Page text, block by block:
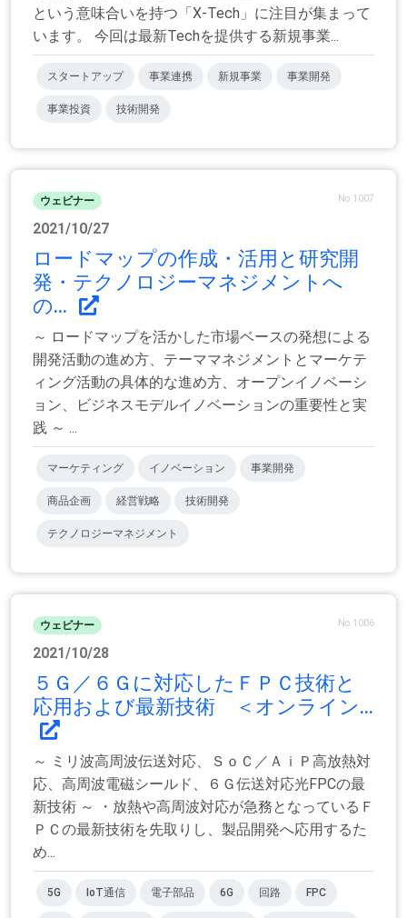
という意味合いを持つ「X-Tech」に注目が集まって
います。 今回は最新Techを提供する新規事業...
スタートアップ 事業連携 新規事業 事業開発
事業投資 技術開発
ウェビナー No.1007
2021/10/27
ロードマップの作成・活用と研究開
発・テクノロジーマネジメントへ
の...
～ ロードマップを活かした市場ベースの発想による
開発活動の進め方、テーママネジメントとマーケテ
ィング活動の具体的な進め方、オープンイノベーシ
ョン、ビジネスモデルイノベーションの重要性と実
践 ～ ...
マーケティング イノベーション 事業開発
商品企画 経営戦略 技術開発
テクノロジーマネジメント
ウェビナー No.1006
2021/10/28
５Ｇ／６Ｇに対応したＦＰＣ技術と
応用および最新技術 ＜オンライン...
～ ミリ波高周波伝送対応、ＳｏＣ／ＡｉＰ高放熱対
応、高周波電磁シールド、６Ｇ伝送対応光FPCの最
新技術 ～ ・放熱や高周波対応が急務となっているＦ
ＰＣの最新技術を先取りし、製品開発へ応用するた
め...
5G IoT通信 電子部品 6G 回路 FPC